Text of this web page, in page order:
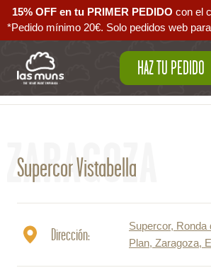
15% OFF en tu PRIMER PEDIDO con el
*Pedido mínimo 20€. Solo pedidos web
HAZ TU PEDIDO
Volver al mapa
ZARAGOZA
Supercor Vistabella
Dirección:
Supercor, Ronda
Plan, Zaragoza,